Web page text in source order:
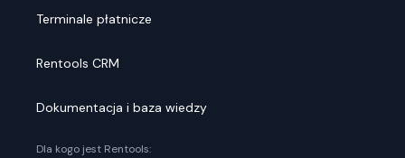
Terminale płatnicze
Rentools CRM
Dokumentacja i baza wiedzy
Dla kogo jest Rentools: